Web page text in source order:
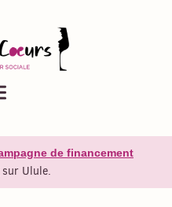
de financement
sur Ulule.